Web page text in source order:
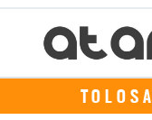
TOLOSA